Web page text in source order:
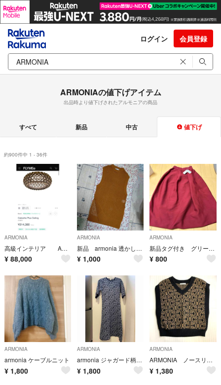
ログイン 会員登録
ARMONIAの値下げアイテム
出品時より値下げされたアルモニアの商品
すべて 新品 中古 値下げ
約900件中 1 - 36件
ARMONIA
高級インテリア ACTUS 照明 バーニーズニューヨーク
¥ 88,000
ARMONIA
新品 armonia 透かし編みロングジレ
¥ 1,000
ARMONIA
新品タグ付き グリーンパークス armonia バルーンニットスカート
¥ 800
ARMONIA
armonia ケーブルニット
¥ 1,800
ARMONIA
armonia ジャガード柄ワンピース ニットワンピース
¥ 1,800
ARMONIA
ARMONIA ノースリーブ ニットベスト Vネック 60531501
¥ 1,380